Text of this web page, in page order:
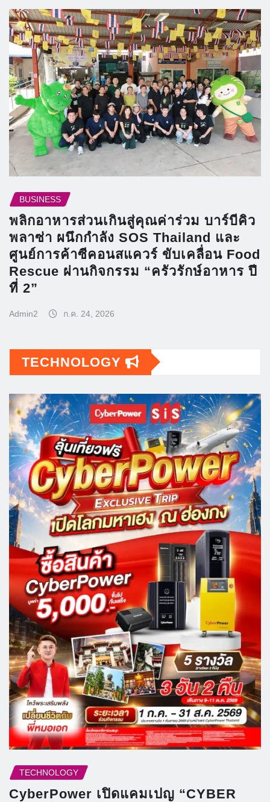
BUSINESS
พลิกอาหารส่วนเกินสู่คุณค่าร่วม บาร์บีคิว
พลาซ่า ผนึกกำลัง SOS Thailand และ
ศูนย์การค้าซีคอนสแควร์ ขับเคลื่อน Food
Rescue ผ่านกิจกรรม “ครัวรักษ์อาหาร ปี
ที่ 2”
Admin2 ก.ค. 24, 2026
TECHNOLOGY
TECHNOLOGY
CyberPower เปิดแคมเปญ “CYBER